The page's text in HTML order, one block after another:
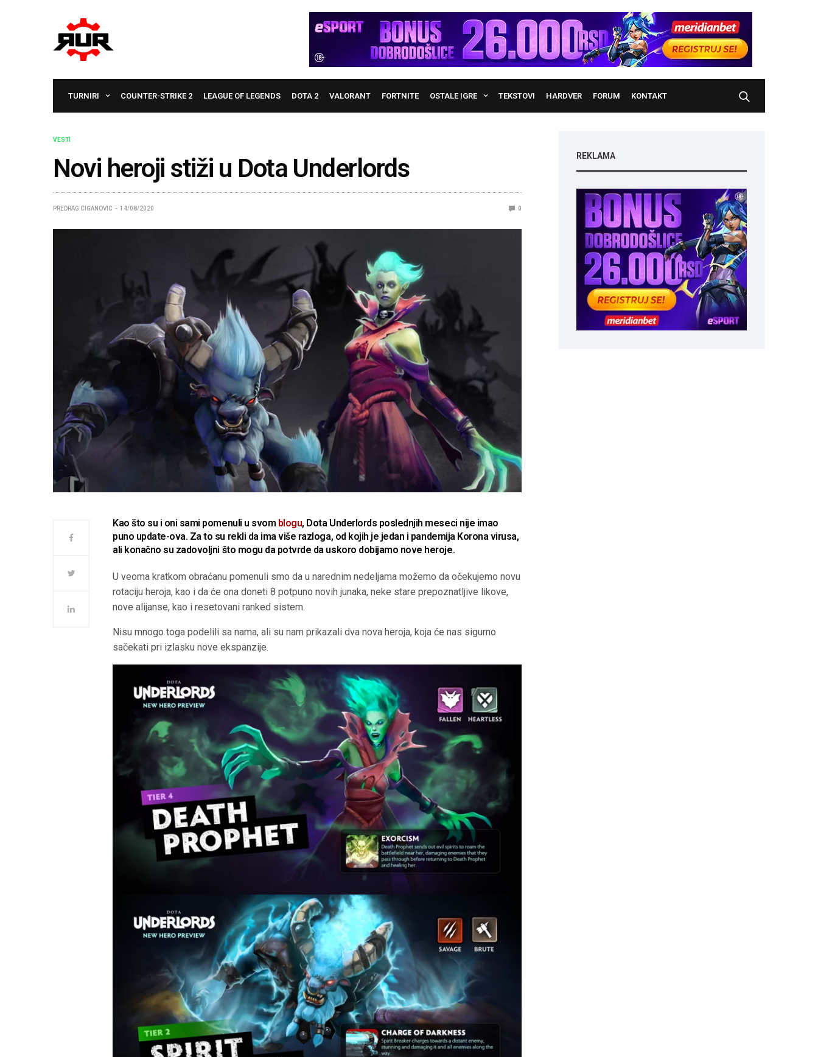
TURNIRI COUNTER-STRIKE 2 LEAGUE OF LEGENDS DOTA 2 VALORANT FORTNITE OSTALE IGRE TEKSTOVI HARDVER FORUM KONTAKT
VESTI
Novi heroji stiži u Dota Underlords
PREDRAG CIGANOVIC 14/08/2020 0
Kao što su i oni sami pomenuli u svom blogu, Dota Underlords poslednjih meseci nije imao
puno update-ova. Za to su rekli da ima više razloga, od kojih je jedan i pandemija Korona virusa,
ali konačno su zadovoljni što mogu da potvrde da uskoro dobijamo nove heroje.
U veoma kratkom obraćanu pomenuli smo da u narednim nedeljama možemo da očekujemo novu
rotaciju heroja, kao i da će ona doneti 8 potpuno novih junaka, neke stare prepoznatljive likove,
nove alijanse, kao i resetovani ranked sistem.
Nisu mnogo toga podelili sa nama, ali su nam prikazali dva nova heroja, koja će nas sigurno
sačekati pri izlasku nove ekspanzije.
REKLAMA